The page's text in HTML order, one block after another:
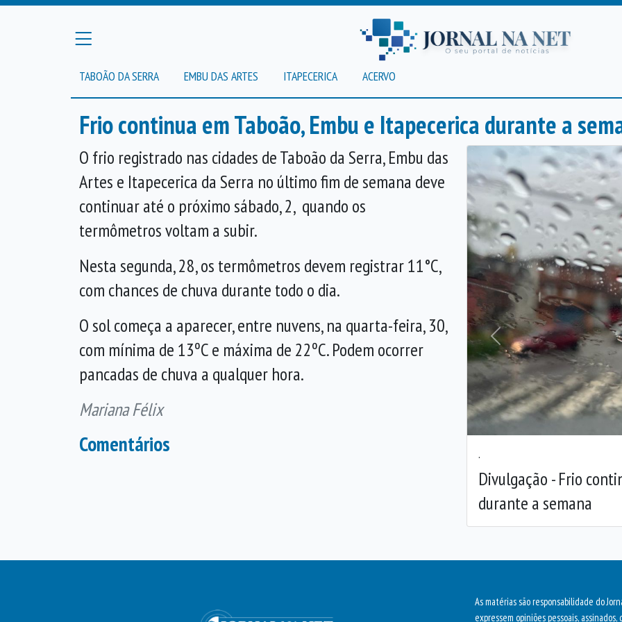
TABOÃO DA SERRA EMBU DAS ARTES ITAPECERICA ACERVO
Frio continua em Taboão, Embu e Itapecerica durante a
.
Divulgação - Frio
durante a semana
Anterior
O frio registrado nas cidades de Taboão da Serra, Embu das
Artes e Itapecerica da Serra no último fim de semana deve
continuar até o próximo sábado, 2, quando os
termômetros voltam a subir.
Nesta segunda, 28, os termômetros devem registrar 11°C,
com chances de chuva durante todo o dia.
O sol começa a aparecer, entre nuvens, na quarta-feira, 30,
com mínima de 13ºC e máxima de 22ºC. Podem ocorrer
pancadas de chuva a qualquer hora.
Mariana Félix
Comentários
As matérias são responsabilidade do
expressem opiniões pessoais,